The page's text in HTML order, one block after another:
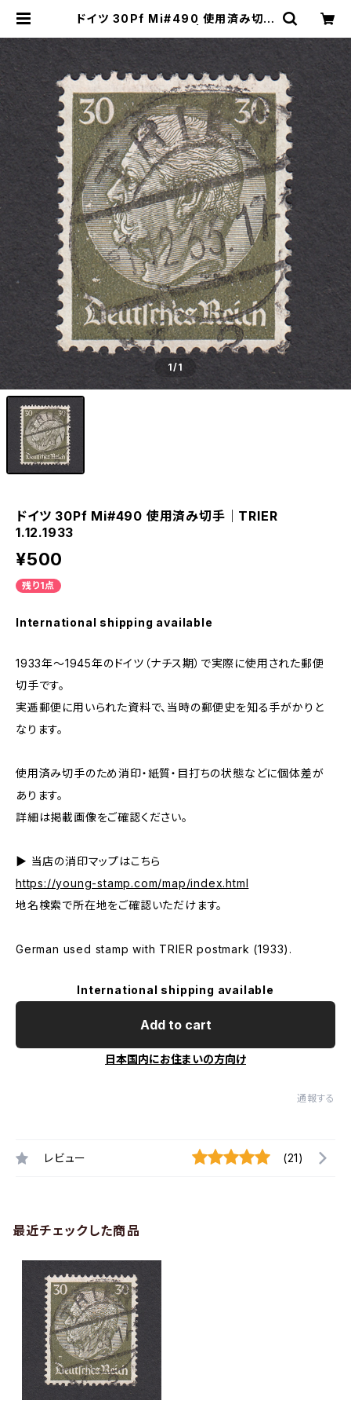
ドイツ 30Pf Mi#490 使用済み切手
プのネットショップ | Young Stamp
1/1
ドイツ 30Pf Mi#490 使用済み切手｜TRIER
1.12.1933
¥500
残り1点
International shipping available
1933年～1945年のドイツ（ナチス期）で実際に使用された郵便
切手です。
実逓郵便に用いられた資料で、当時の郵便史を知る手がかりと
なります。
使用済み切手のため消印・紙質・目打ちの状態などに個体差が
あります。
詳細は掲載画像をご確認ください。
▶ 当店の消印マップはこちら
https://young-stamp.com/map/index.html
地名検索で所在地をご確認いただけます。
German used stamp with TRIER postmark (1933).
International shipping available
Add to cart
日本国内にお住まいの方向け
通報する
レビュー (21)
最近チェックした商品